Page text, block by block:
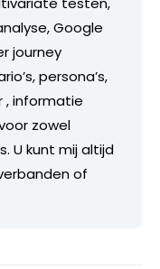
Google
journey
persona’s,
informatie
zowel
U kunt mij altijd
of